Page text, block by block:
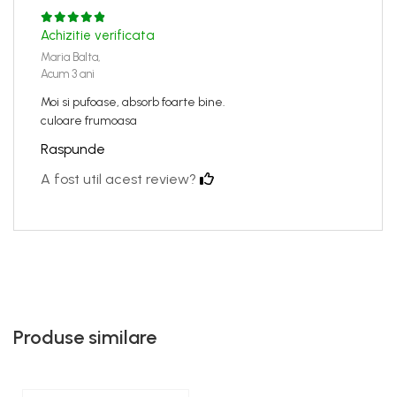
Achizitie verificata
Maria Balta,
Acum 3 ani
Moi si pufoase, absorb foarte bine.
culoare frumoasa
Raspunde
A fost util acest review?
Produse similare